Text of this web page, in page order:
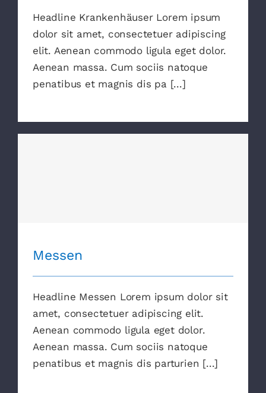
Headline Krankenhäuser Lorem ipsum
dolor sit amet, consectetuer adipiscing
elit. Aenean commodo ligula eget dolor.
Aenean massa. Cum sociis natoque
penatibus et magnis dis pa [...]
Messen
Headline Messen Lorem ipsum dolor sit
amet, consectetuer adipiscing elit.
Aenean commodo ligula eget dolor.
Aenean massa. Cum sociis natoque
penatibus et magnis dis parturien [...]